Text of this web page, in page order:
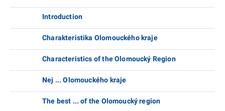
Introduction
Charakteristika Olomouckého kraje
Characteristics of the Olomoucký Region
Nej ... Olomouckého kraje
The best ... of the Olomoucký region